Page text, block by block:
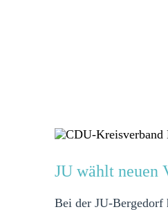
JU wählt neuen
Bei der JU-Bergedorf